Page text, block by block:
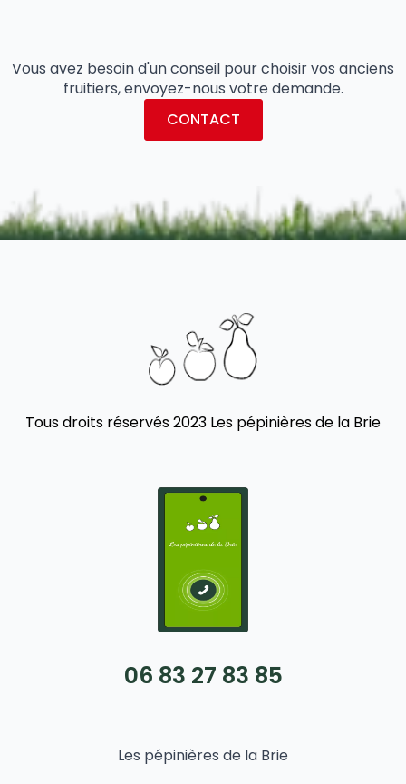
Vous avez besoin d'un conseil pour choisir vos anciens
fruitiers, envoyez-nous votre demande.
CONTACT
Tous droits réservés 2023 Les pépinières de la Brie
06 83 27 83 85
Les pépinières de la Brie